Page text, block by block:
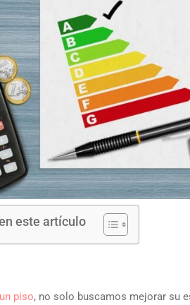
este artículo
piso, no solo buscamos mejorar su